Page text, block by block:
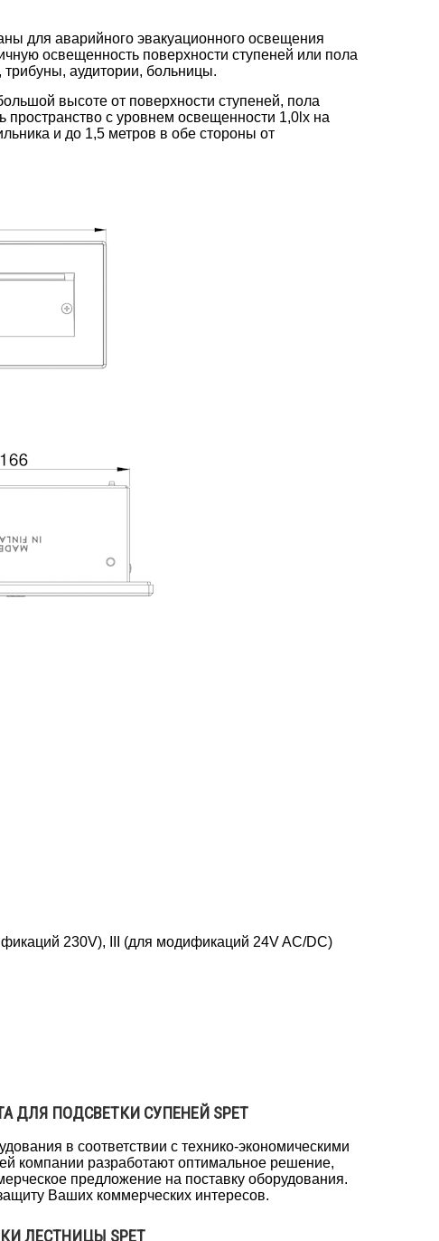
для аварийного эвакуационного освещения
освещенность поверхности ступеней или пола
аудитории, больницы.
высоте от поверхности ступеней, пола
с уровнем освещенности 1,0lx на
и до 1,5 метров в обе стороны от
230V), III (для модификаций 24V AC/DC)
ДЛЯ ПОДСВЕТКИ СУПЕНЕЙ SPET
в соответствии с технико-экономическими
компании разработают оптимальное решение,
предложение на поставку оборудования.
Ваших коммерческих интересов.
ЛЕСТНИЦЫ SPET